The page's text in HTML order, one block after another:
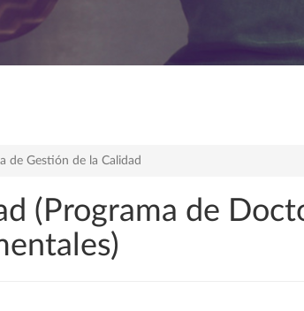
de Gestión de la Calidad
(Programa de